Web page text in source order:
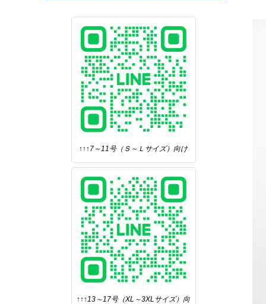
↑↑↑7～11号（Ｓ～Ｌサイズ）向け
↑↑↑13～17号（XL～3XLサイズ）向